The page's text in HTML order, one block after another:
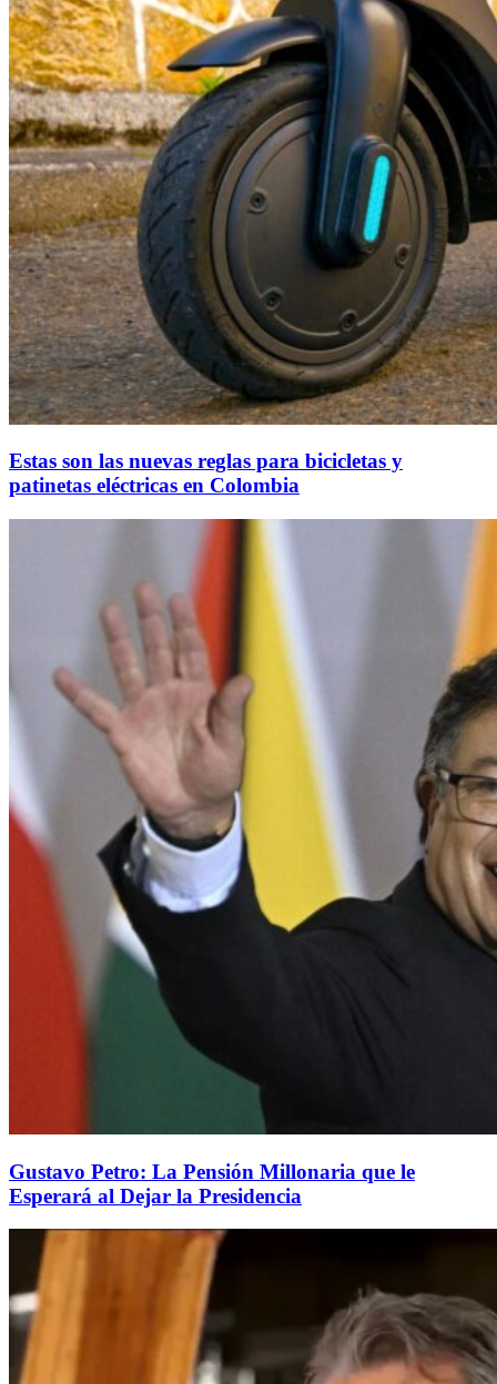
Estas son las nuevas reglas para bicicletas y
patinetas eléctricas en Colombia
Gustavo Petro: La Pensión Millonaria que le
Esperará al Dejar la Presidencia